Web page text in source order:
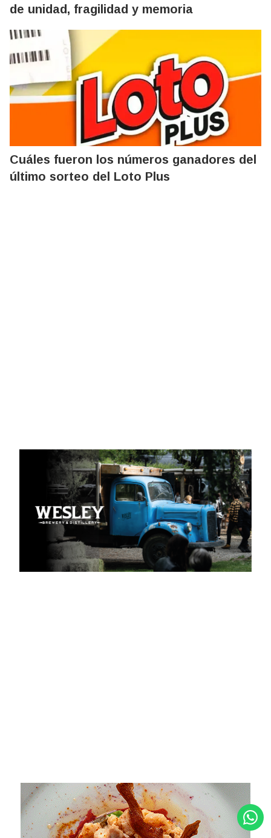
de unidad, fragilidad y memoria
Cuáles fueron los números ganadores del
último sorteo del Loto Plus